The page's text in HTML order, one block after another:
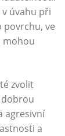
úvahu při⁢
povrchu, ‍ve
mohou
zvolit
dobrou‍
agresivní
a